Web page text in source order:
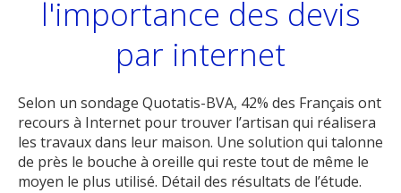
l'importance des devis
par internet
Selon un sondage Quotatis-BVA, 42% des Français ont
recours à Internet pour trouver l’artisan qui réalisera
les travaux dans leur maison. Une solution qui talonne
de près le bouche à oreille qui reste tout de même le
moyen le plus utilisé. Détail des résultats de l’étude.